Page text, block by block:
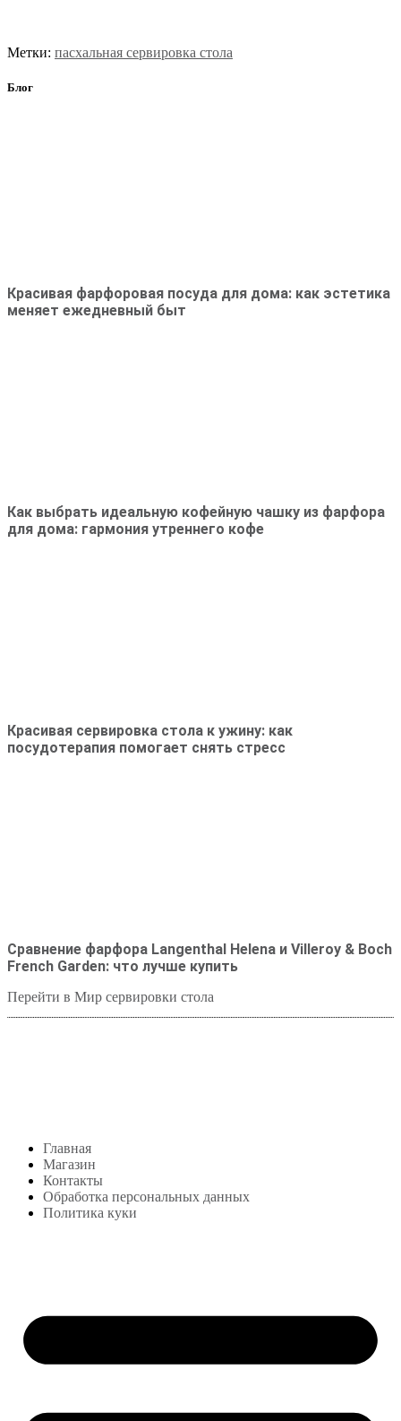
Метки: пасхальная сервировка стола
Блог
Красивая фарфоровая посуда для дома: как эстетика
меняет ежедневный быт
Как выбрать идеальную кофейную чашку из фарфора
для дома: гармония утреннего кофе
Красивая сервировка стола к ужину: как
посудотерапия помогает снять стресс
Сравнение фарфора Langenthal Helena и Villeroy & Boch
French Garden: что лучше купить
Перейти в Мир сервировки стола
Главная
Магазин
Контакты
Обработка персональных данных
Политика куки